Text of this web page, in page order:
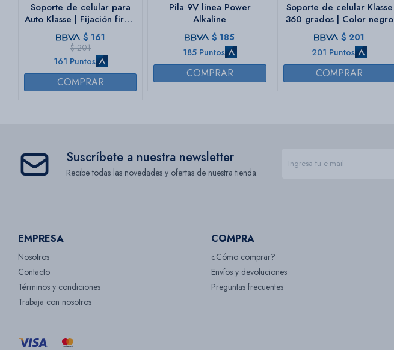
Soporte de celular para
Auto Klasse | Fijación firme
en ventilación | Color
negro
$ 161
$ 201
161 Puntos
Pila 9V linea Power
Alkaline
$ 185
185 Puntos
Soporte de celular Klasse
360 grados | Color negro
$ 201
201 Puntos
Suscríbete a nuestra newsletter
Recibe todas las novedades y ofertas de nuestra tienda.
EMPRESA
Nosotros
Contacto
Términos y condiciones
Trabaja con nosotros
COMPRA
¿Cómo comprar?
Envíos y devoluciones
Preguntas frecuentes